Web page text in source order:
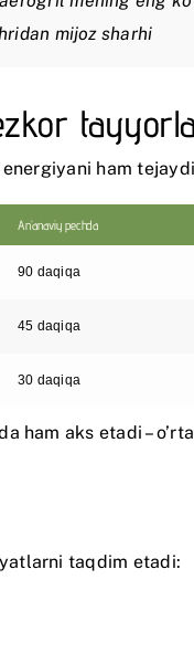
mijoz sharhi
ham
An’anaviy pechda
90 daqiqa
45 daqiqa
30 daqiqa
ham aks etadi –
taqdim etadi: